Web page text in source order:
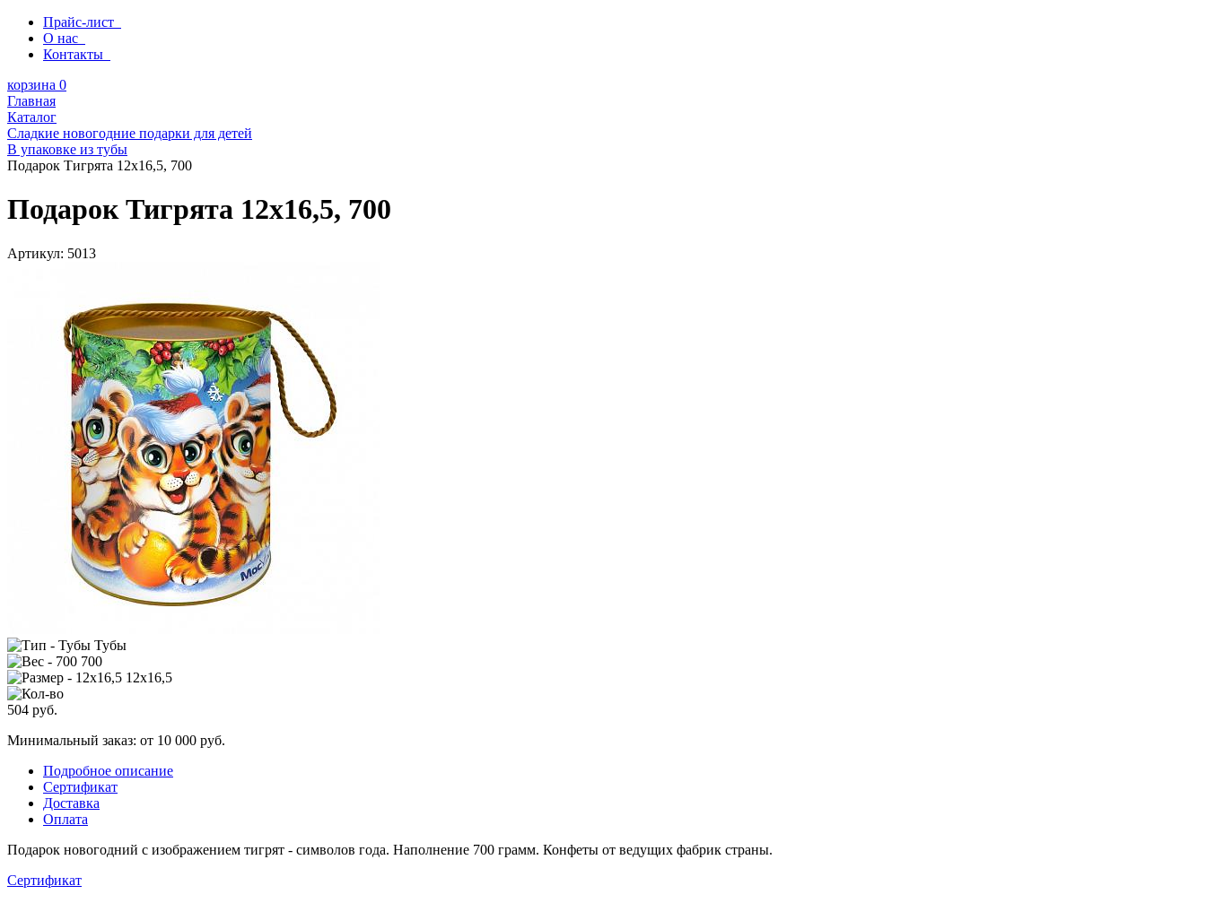
Прайс-лист
О нас
Контакты
корзина 0
Главная
Каталог
Сладкие новогодние подарки для детей
В упаковке из тубы
Подарок Тигрята 12х16,5, 700
Подарок Тигрята 12х16,5, 700
Артикул: 5013
Тубы
700
12х16,5
504 руб.
Минимальный заказ: от 10 000 руб.
Подробное описание
Сертификат
Доставка
Оплата
Подарок новогодний с изображением тигрят - символов года. Наполнение 700 грамм. Конфеты от ведущих фабрик страны.
Сертификат